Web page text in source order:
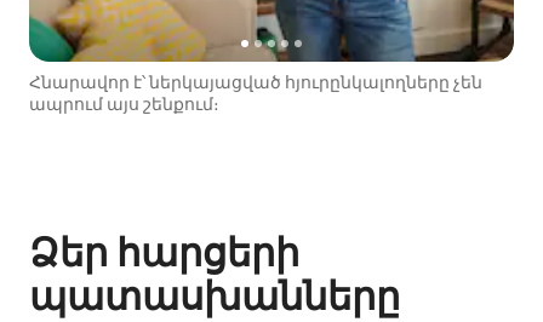
Հնարավոր է՝ ներկայացված հյուրընկալողները չեն
ապրում այս շենքում։
Ձեր հարցերի
պատասխանները